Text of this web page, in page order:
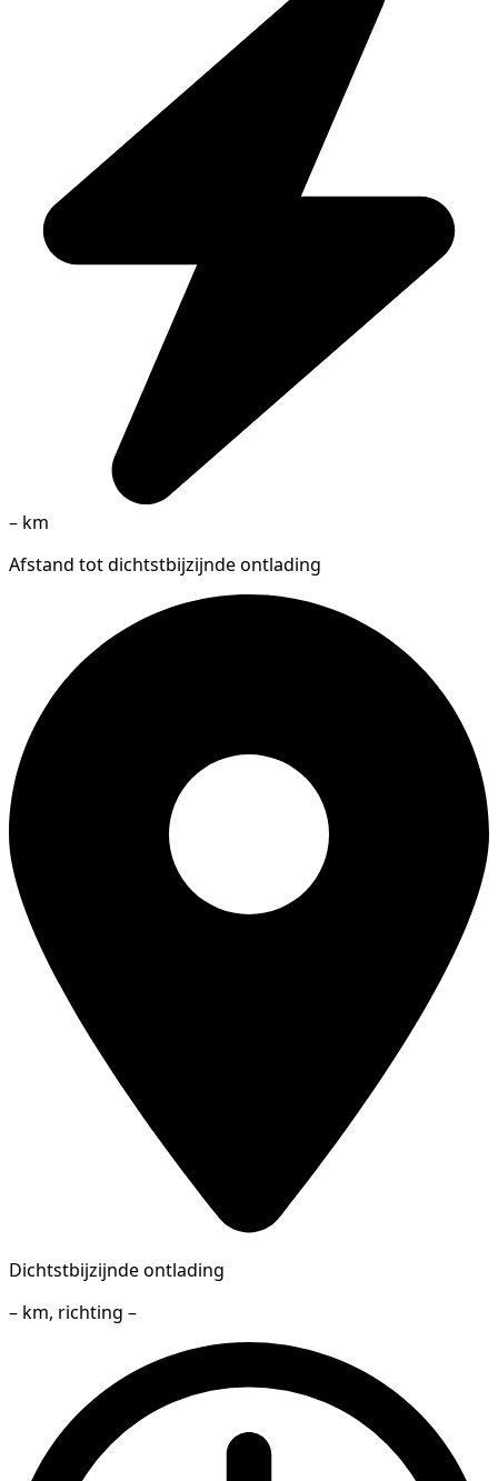
– km
Afstand tot dichtstbijzijnde ontlading
Dichtstbijzijnde ontlading
– km, richting –